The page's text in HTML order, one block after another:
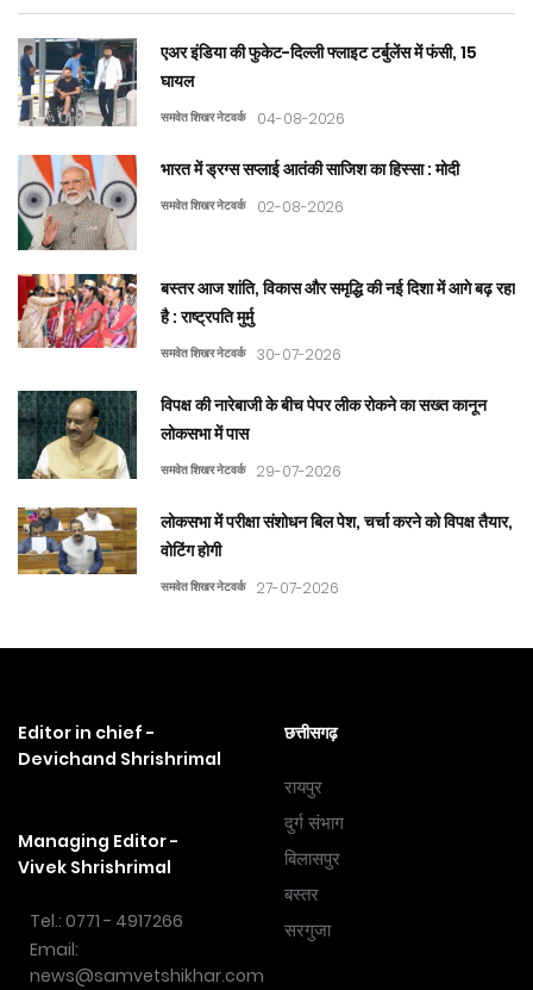
एअर इंडिया की फुकेट-दिल्ली फ्लाइट टर्बुलेंस में फंसी, 15
घायल
समवेत शिखर नेटवर्क 04-08-2026
भारत में ड्रग्स सप्लाई आतंकी साजिश का हिस्सा : मोदी
समवेत शिखर नेटवर्क 02-08-2026
बस्तर आज शांति, विकास और समृद्धि की नई दिशा में आगे बढ़ रहा
है : राष्ट्रपति मुर्मु
समवेत शिखर नेटवर्क 30-07-2026
विपक्ष की नारेबाजी के बीच पेपर लीक रोकने का सख्त कानून
लोकसभा में पास
समवेत शिखर नेटवर्क 29-07-2026
लोकसभा में परीक्षा संशोधन बिल पेश, चर्चा करने को विपक्ष तैयार,
वोटिंग होगी
समवेत शिखर नेटवर्क 27-07-2026
Editor in chief -
Devichand Shrishrimal
Managing Editor -
Vivek Shrishrimal
Tel.: 0771 - 4917266
Email:
news@samvetshikhar.com
छत्तीसगढ़
रायपुर
दुर्ग संभाग
बिलासपुर
बस्तर
सरगुजा